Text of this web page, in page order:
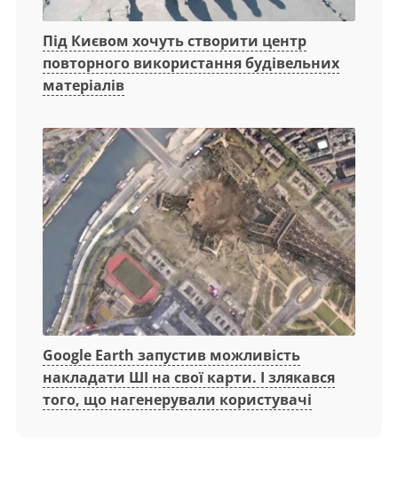
Під Києвом хочуть створити центр
повторного використання будівельних
матеріалів
Google Earth запустив можливість
накладати ШІ на свої карти. І злякався
того, що нагенерували користувачі